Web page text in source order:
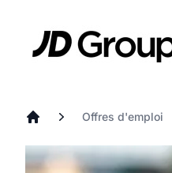
JD
Offres d'emploi